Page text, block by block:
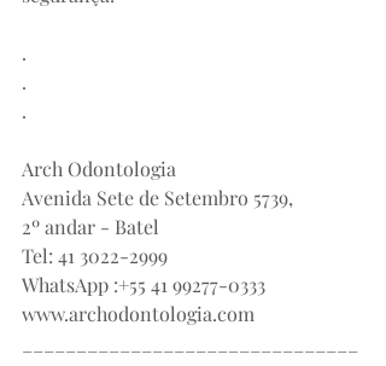
.
.
.
Arch Odontologia⠀⠀
Avenida Sete de Setembro 5739,⠀⠀
2º andar - Batel⠀⠀
Tel: 41 3022-2999⠀⠀
WhatsApp :+55 41 99277-0333
www.archodontologia.com